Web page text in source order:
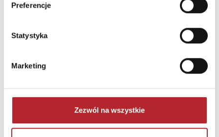
Preferencje
Statystyka
Marketing
Zezwól na wszystkie
NAJCZĘŚCIEJ KUPOWANE zobacz więcej